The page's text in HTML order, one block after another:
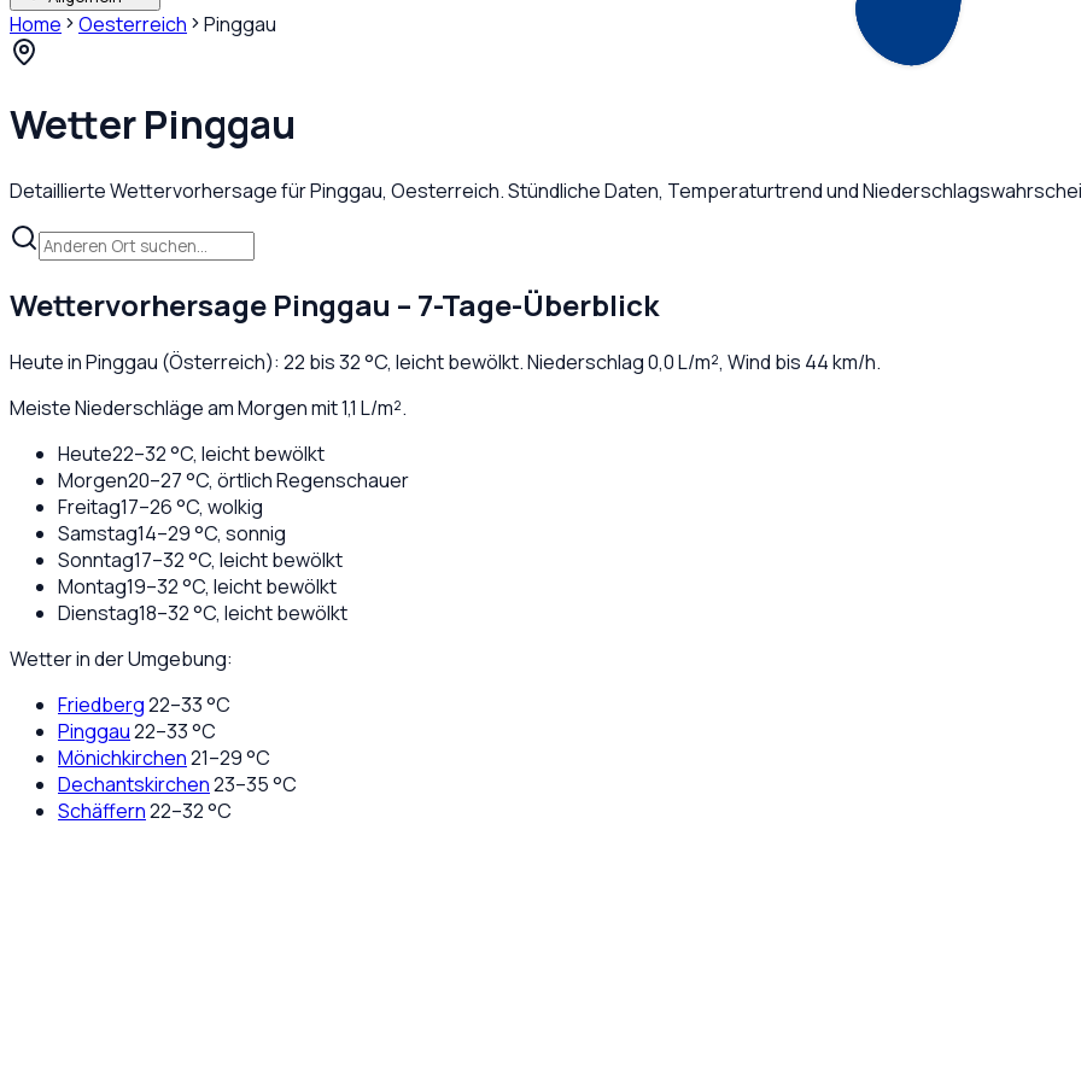
Home Oesterreich Pinggau
WetterPinggau
Detaillierte Wettervorhersage fürPinggau, Oesterreich. Stündliche Daten, Temperaturtrend und
Wettervorhersage Pinggau – 7-Tage-Überblick
Heute inPinggau (Österreich): 22 bis32°C, leicht bewölkt. Niederschlag0,0L/m², Wind bis 44km/h.
Meiste Niederschläge am Morgen mit 1,1 L/m².
Heute22–32°C, leicht bewölkt
Morgen20–27°C, örtlich Regenschauer
Freitag17–26°C, wolkig
Samstag14–29°C, sonnig
Sonntag17–32°C, leicht bewölkt
Montag19–32°C, leicht bewölkt
Dienstag18–32°C, leicht bewölkt
Wetter in der Umgebung:
Friedberg22–33°C
Pinggau22–33°C
Mönichkirchen21–29°C
Dechantskirchen23–35°C
Schäffern22–32°C